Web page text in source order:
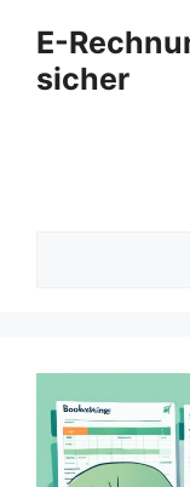
Inhalt
springen
E-
sicher